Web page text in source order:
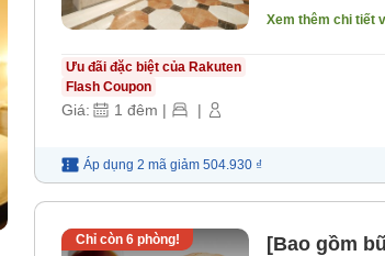
Xem thêm chi tiết
Ưu đãi đặc biệt của Rakuten
Flash Coupon
Giá: 1 đêm | |
Áp dụng 2 mã giảm 504.930 ₫
Chỉ còn 6phòng!
[Bao gồm